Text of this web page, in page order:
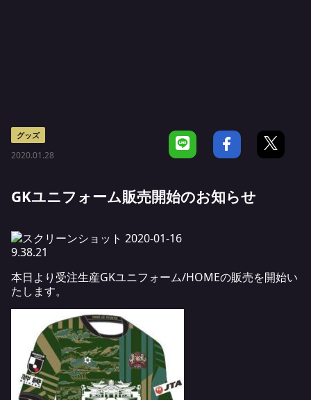
グッズ
2020.01.28
GKユニフォーム販売開始のお知らせ
本日より受注生産GKユニフォーム/HOMEの販売を開始い
たします。